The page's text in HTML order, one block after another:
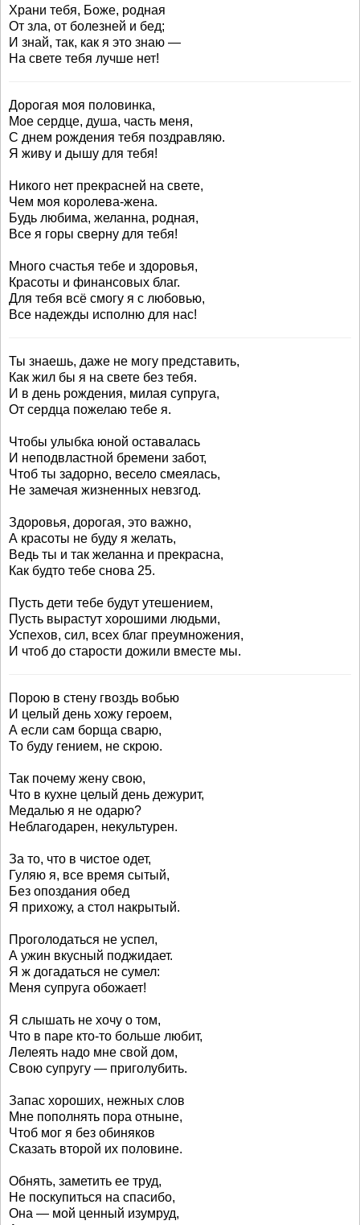
Храни тебя, Боже, родная
От зла, от болезней и бед;
И знай, так, как я это знаю —
На свете тебя лучше нет!
Дорогая моя половинка,
Мое сердце, душа, часть меня,
С днем рождения тебя поздравляю.
Я живу и дышу для тебя!
Никого нет прекрасней на свете,
Чем моя королева-жена.
Будь любима, желанна, родная,
Все я горы сверну для тебя!
Много счастья тебе и здоровья,
Красоты и финансовых благ.
Для тебя всё смогу я с любовью,
Все надежды исполню для нас!
Ты знаешь, даже не могу представить,
Как жил бы я на свете без тебя.
И в день рождения, милая супруга,
От сердца пожелаю тебе я.
Чтобы улыбка юной оставалась
И неподвластной бремени забот,
Чтоб ты задорно, весело смеялась,
Не замечая жизненных невзгод.
Здоровья, дорогая, это важно,
А красоты не буду я желать,
Ведь ты и так желанна и прекрасна,
Как будто тебе снова 25.
Пусть дети тебе будут утешением,
Пусть вырастут хорошими людьми,
Успехов, сил, всех благ преумножения,
И чтоб до старости дожили вместе мы.
Порою в стену гвоздь вобью
И целый день хожу героем,
А если сам борща сварю,
То буду гением, не скрою.
Так почему жену свою,
Что в кухне целый день дежурит,
Медалью я не одарю?
Неблагодарен, некультурен.
За то, что в чистое одет,
Гуляю я, все время сытый,
Без опоздания обед
Я прихожу, а стол накрытый.
Проголодаться не успел,
А ужин вкусный поджидает.
Я ж догадаться не сумел:
Меня супруга обожает!
Я слышать не хочу о том,
Что в паре кто-то больше любит,
Лелеять надо мне свой дом,
Свою супругу — приголубить.
Запас хороших, нежных слов
Мне пополнять пора отныне,
Чтоб мог я без обиняков
Сказать второй их половине.
Обнять, заметить ее труд,
Не поскупиться на спасибо,
Она — мой ценный изумруд,